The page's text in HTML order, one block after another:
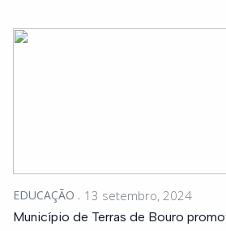
EDUCAÇÃO 13 setembro, 2024
Município de Terras de Bouro